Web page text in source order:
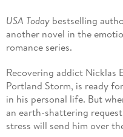
USA Todaybestselling
another novel in the
romance series.
Recovering addict Nicklas
Portland Storm, is ready
in his personal life. But
an earth-shattering
stress will send him over